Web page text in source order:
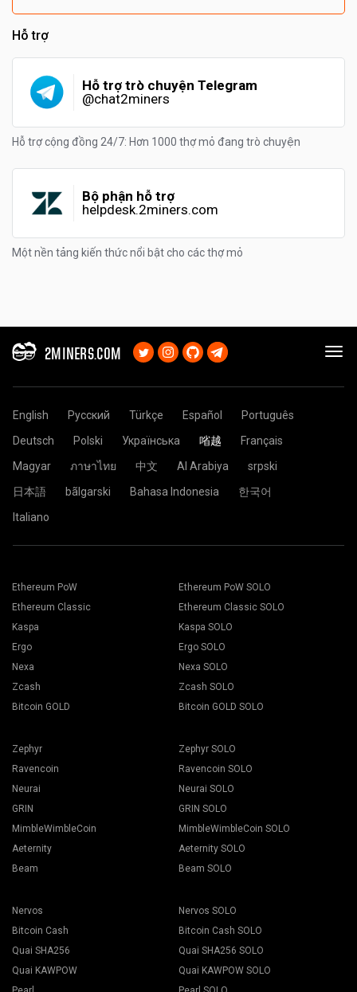
Hỗ trợ
Hỗ trợ trò chuyện Telegram
@chat2miners
Hỗ trợ cộng đồng 24/7: Hơn 1000 thợ mỏ đang trò chuyện
Bộ phận hỗ trợ
helpdesk.2miners.com
Một nền tảng kiến thức nổi bật cho các thợ mỏ
2MINERS.COM
English Русский Türkçe Español
Português
Deutsch
Polski Українська 㗂越
Français
Magyar
ภาษาไทย 中文 Al Arabiya
srpski
日本語
bãlgarski Bahasa Indonesia
한국어
Italiano
Ethereum PoW
Ethereum Classic
Kaspa
Ergo
Nexa
Zcash
Bitcoin GOLD
Ethereum PoW SOLO
Ethereum Classic SOLO
Kaspa SOLO
Ergo SOLO
Nexa SOLO
Zcash SOLO
Bitcoin GOLD SOLO
Zephyr
Ravencoin
Neurai
GRIN
MimbleWimbleCoin
Aeternity
Beam
Zephyr SOLO
Ravencoin SOLO
Neurai SOLO
GRIN SOLO
MimbleWimbleCoin SOLO
Aeternity SOLO
Beam SOLO
Nervos
Bitcoin Cash
Quai SHA256
Quai KAWPOW
Nervos SOLO
Bitcoin Cash SOLO
Quai SHA256 SOLO
Quai KAWPOW SOLO